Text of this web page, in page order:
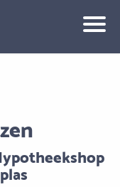
adviseurs